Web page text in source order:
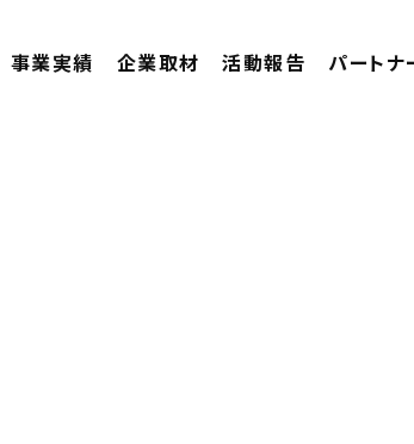
事業実績 企業取材 活動報告 パートナ